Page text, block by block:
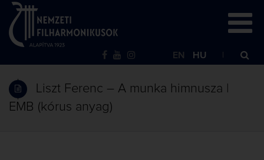
EN HU
Liszt Ferenc – A munka himnusza |
EMB (kórus anyag)